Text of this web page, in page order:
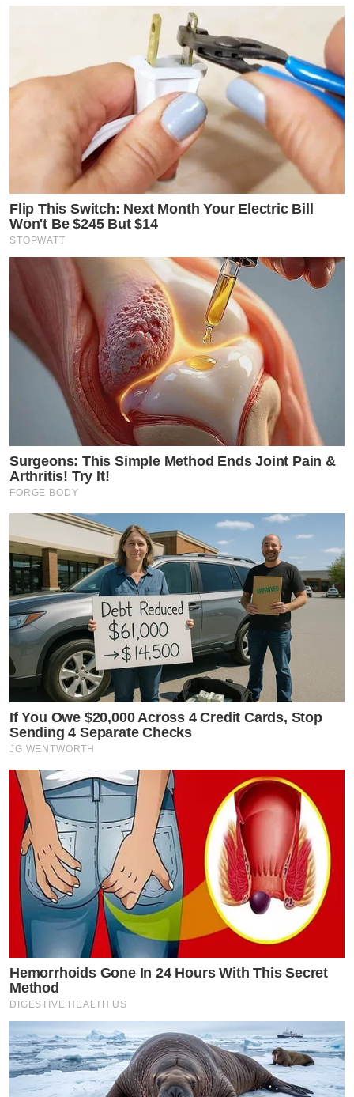
Flip This Switch: Next Month Your Electric Bill
Won't Be $245 But $14
STOPWATT
Surgeons: This Simple Method Ends Joint Pain &
Arthritis! Try It!
FORGE BODY
If You Owe $20,000 Across 4 Credit Cards, Stop
Sending 4 Separate Checks
JG WENTWORTH
Hemorrhoids Gone In 24 Hours With This Secret
Method
DIGESTIVE HEALTH US